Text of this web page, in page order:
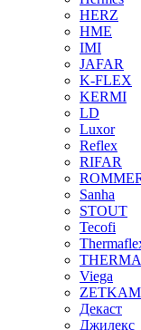
HERZ
HME
IMI
JAFAR
K-FLEX
KERMI
LD
Luxor
Reflex
RIFAR
Sanha
STOUT
Tecofi
Viega
Декаст
Джилекс